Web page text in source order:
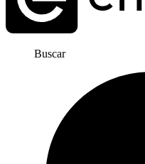
Buscar